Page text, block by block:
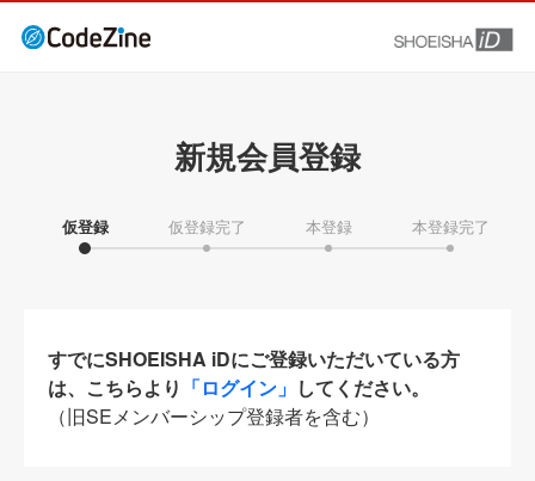
新規会員登録
仮登録 仮登録完了 本登録 本登録完了
すでにSHOEISHA iDにご登録いただいている方
は、こちらより 「ログイン」 してください。
（旧SEメンバーシップ登録者を含む）